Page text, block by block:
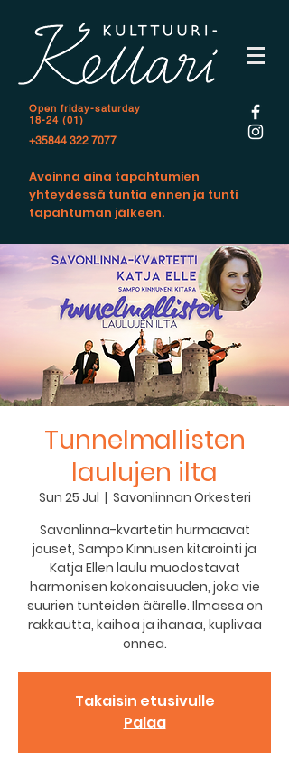
Open friday-saturday
18-24 (01)
+35844 322 7077
Avoinna aina tapahtumien
yhteydessä tuntia ennen ja tunti
tapahtuman jälkeen.
Tunnelmallisten
laulujen ilta
Sun 25 Jul
  |
Savonlinnan Orkesteri
Savonlinna-kvartetin hurmaavat
jouset, Sampo Kinnusen kitarointi ja
Katja Ellen laulu muodostavat
harmonisen kokonaisuuden, joka vie
suurien tunteiden äärelle. Ilmassa on
rakkautta, kaihoa ja ihanaa, kuplivaa
onnea.
Takaisin etusivulle
Palaa